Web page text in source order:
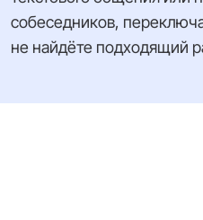
собеседников,
не найдёте подходящий